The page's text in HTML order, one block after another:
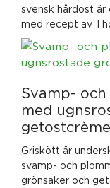
svensk hårdost
med recept av
Svamp-
med
getostcrème
Griskött är
svamp- och
grönsaker och